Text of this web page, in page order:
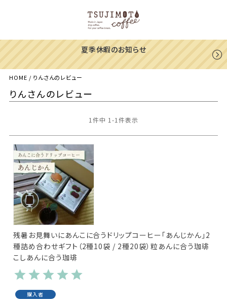
一部地域への配送遅延のご案内
HOME りんさんのレビュー
りんさんのレビュー
1件中 1 -1 件表示
残暑お見舞いにあんこに合うドリップコーヒー「あんじかん」2
種詰め合わせギフト（2種10袋 / 2種20袋）粒あんに合う珈琲
こしあんに合う珈琲
購入者